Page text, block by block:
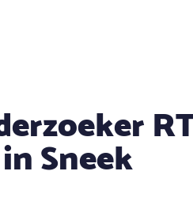
Sneek